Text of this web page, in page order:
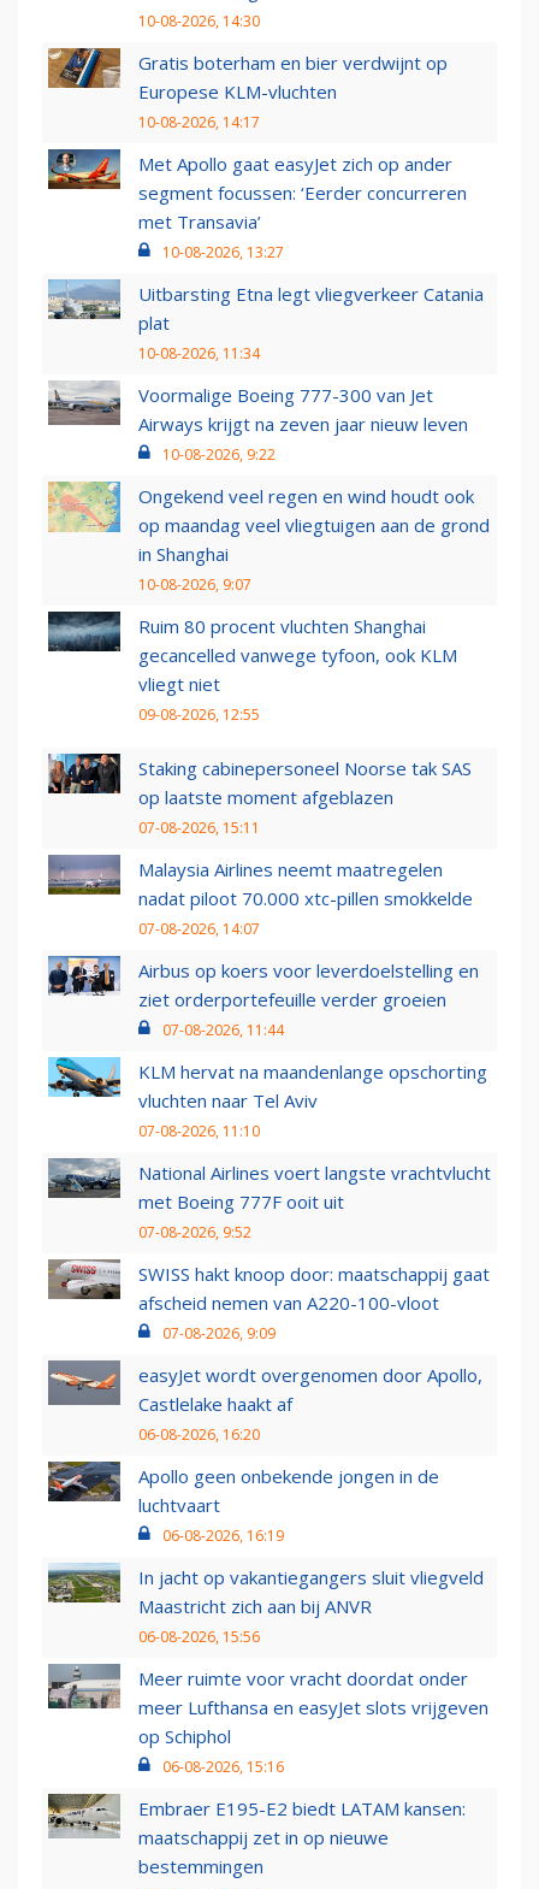
10-08-2026, 14:30
Gratis boterham en bier verdwijnt op
Europese KLM-vluchten
10-08-2026, 14:17
Met Apollo gaat easyJet zich op ander
segment focussen: ‘Eerder concurreren
met Transavia’
10-08-2026, 13:27
Uitbarsting Etna legt vliegverkeer Catania
plat
10-08-2026, 11:34
Voormalige Boeing 777-300 van Jet
Airways krijgt na zeven jaar nieuw leven
10-08-2026, 9:22
Ongekend veel regen en wind houdt ook
op maandag veel vliegtuigen aan de grond
in Shanghai
10-08-2026, 9:07
Ruim 80 procent vluchten Shanghai
gecancelled vanwege tyfoon, ook KLM
vliegt niet
09-08-2026, 12:55
Staking cabinepersoneel Noorse tak SAS
op laatste moment afgeblazen
07-08-2026, 15:11
Malaysia Airlines neemt maatregelen
nadat piloot 70.000 xtc-pillen smokkelde
07-08-2026, 14:07
Airbus op koers voor leverdoelstelling en
ziet orderportefeuille verder groeien
07-08-2026, 11:44
KLM hervat na maandenlange opschorting
vluchten naar Tel Aviv
07-08-2026, 11:10
National Airlines voert langste vrachtvlucht
met Boeing 777F ooit uit
07-08-2026, 9:52
SWISS hakt knoop door: maatschappij gaat
afscheid nemen van A220-100-vloot
07-08-2026, 9:09
easyJet wordt overgenomen door Apollo,
Castlelake haakt af
06-08-2026, 16:20
Apollo geen onbekende jongen in de
luchtvaart
06-08-2026, 16:19
In jacht op vakantiegangers sluit vliegveld
Maastricht zich aan bij ANVR
06-08-2026, 15:56
Meer ruimte voor vracht doordat onder
meer Lufthansa en easyJet slots vrijgeven
op Schiphol
06-08-2026, 15:16
Embraer E195-E2 biedt LATAM kansen:
maatschappij zet in op nieuwe
bestemmingen